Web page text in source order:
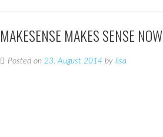
MAKESENSE MAKES SENSE NOW
Posted on 23. August 2014 by lisa